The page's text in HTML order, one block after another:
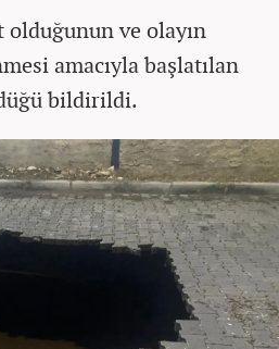
ve olayın
amacıyla başlatılan
bildirildi.